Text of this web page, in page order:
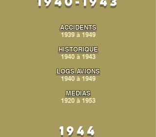
ACCIDENTS
1939 à 1949
HISTORIQUE
1940 à 1943
LOGS AVIONS
1940 à 1949
MEDIAS
1920 à 1953
1944